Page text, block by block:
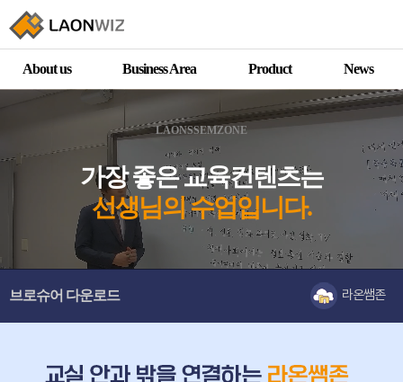
About us Business Area Product News
LAONSSEMZONE
한 명도소외되지 않는 교육
을
지향합니다.
가장 좋은 교육컨텐츠는
선생님의 수업입니다.
AI기반의 원격/블렌디드수업에
최적화된 학습장비
브로슈어 다운로드 라온쌤존